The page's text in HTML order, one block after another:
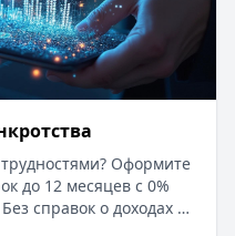
Оформите
до 12 месяцев с 0%
справок о доходах и
Получите деньги